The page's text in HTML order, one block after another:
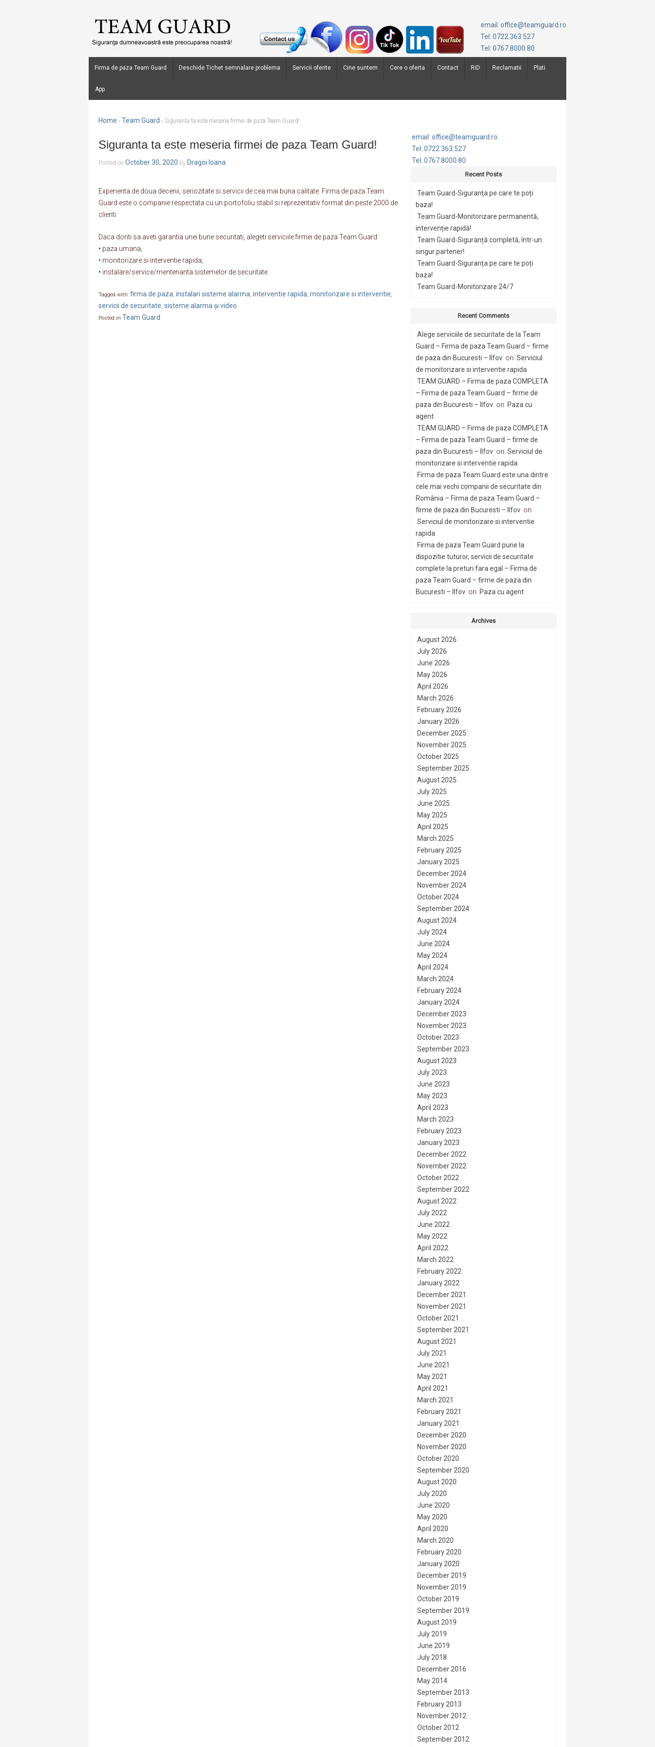
email: office@teamguard.ro
Tel: 0722.363.527
Tel: 0767.8000.80
Firma de paza Team Guard Deschide Tichet semnalare problema Servicii oferite Cine suntem Cere o oferta Contact RiD Reclamatii Plati
App
Home › Team Guard › Siguranta ta este meseria firmei de paza Team Guard!
Siguranta ta este meseria firmei de paza Team Guard!
Posted on October 30, 2020 by Dragoi Ioana
Experienta de doua decenii, seriozitate si servicii de cea mai buna calitate. Firma de paza Team
Guard este o companie respectata cu un portofoliu stabil si reprezentativ format din peste 2000 de
clienti.
Daca doriti sa aveti garantia unei bune securitati, alegeti serviciile firmei de paza Team Guard:
• paza umana,
• monitorizare si interventie rapida,
• instalare/service/mentenanta sistemelor de securitate.
Tagged with: firma de paza, instalari sisteme alarma, interventie rapida, monitorizare si interventie,
servicii de securitate, sisteme alarma și video
Posted in Team Guard
email: office@teamguard.ro
Tel: 0722.363.527
Tel: 0767.8000.80
Recent Posts
Team Guard-Siguranța pe care te poți
baza!
Team Guard-Monitorizare permanentă,
intervenție rapidă!
Team Guard-Siguranță completă, într-un
singur partener!
Team Guard-Siguranța pe care te poți
baza!
Team Guard-Monitorizare 24/7
Recent Comments
Alege serviciile de securitate de la Team
Guard – Firma de paza Team Guard – firme
de paza din Bucuresti – Ilfov on Serviciul
de monitorizare si interventie rapida
TEAM GUARD – Firma de paza COMPLETA
– Firma de paza Team Guard – firme de
paza din Bucuresti – Ilfov on Paza cu
agent
TEAM GUARD – Firma de paza COMPLETA
– Firma de paza Team Guard – firme de
paza din Bucuresti – Ilfov on Serviciul de
monitorizare si interventie rapida
Firma de paza Team Guard este una dintre
cele mai vechi companii de securitate din
România – Firma de paza Team Guard –
firme de paza din Bucuresti – Ilfov on
Serviciul de monitorizare si interventie
rapida
Firma de paza Team Guard pune la
dispozitie tuturor, servicii de securitate
complete la preturi fara egal – Firma de
paza Team Guard – firme de paza din
Bucuresti – Ilfov on Paza cu agent
Archives
August 2026
July 2026
June 2026
May 2026
April 2026
March 2026
February 2026
January 2026
December 2025
November 2025
October 2025
September 2025
August 2025
July 2025
June 2025
May 2025
April 2025
March 2025
February 2025
January 2025
December 2024
November 2024
October 2024
September 2024
August 2024
July 2024
June 2024
May 2024
April 2024
March 2024
February 2024
January 2024
December 2023
November 2023
October 2023
September 2023
August 2023
July 2023
June 2023
May 2023
April 2023
March 2023
February 2023
January 2023
December 2022
November 2022
October 2022
September 2022
August 2022
July 2022
June 2022
May 2022
April 2022
March 2022
February 2022
January 2022
December 2021
November 2021
October 2021
September 2021
August 2021
July 2021
June 2021
May 2021
April 2021
March 2021
February 2021
January 2021
December 2020
November 2020
October 2020
September 2020
August 2020
July 2020
June 2020
May 2020
April 2020
March 2020
February 2020
January 2020
December 2019
November 2019
October 2019
September 2019
August 2019
July 2019
June 2019
July 2018
December 2016
May 2014
September 2013
February 2013
November 2012
October 2012
September 2012